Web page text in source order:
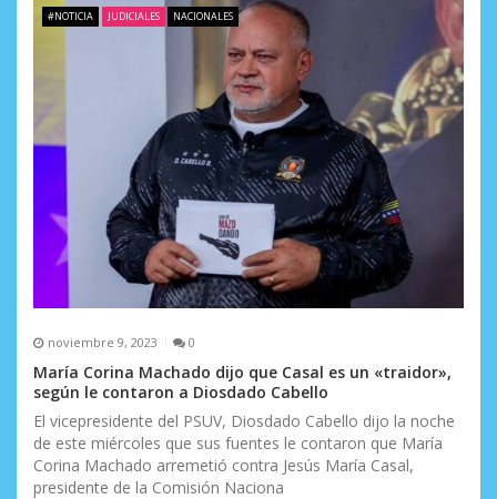
e
n
t
a
a
s
#NOTICIA JUDICIALES NACIONALES
noviembre 9, 2023 0
María Corina Machado dijo que Casal es un «traidor»,
según le contaron a Diosdado Cabello
El vicepresidente del PSUV, Diosdado Cabello dijo la noche
de este miércoles que sus fuentes le contaron que María
Corina Machado arremetió contra Jesús María Casal,
presidente de la Comisión Naciona